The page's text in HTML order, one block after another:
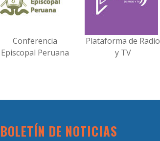
Conferencia
Episcopal Peruana
Plataforma de Radio
y TV
BOLETÍN DE NOTICIAS